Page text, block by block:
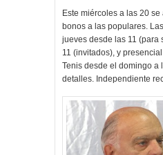
Este miércoles a las 20
bonos a las populares.
jueves desde las 11 (para
11 (invitados), y
Tenis desde el domingo a
detalles. Independiente